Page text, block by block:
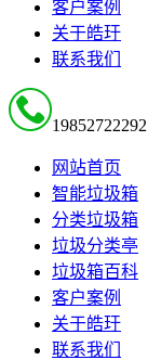
客户案例
关于皓玗
联系我们
19852722292
网站首页
智能垃圾箱
分类垃圾箱
垃圾分类亭
垃圾箱百科
客户案例
关于皓玗
联系我们